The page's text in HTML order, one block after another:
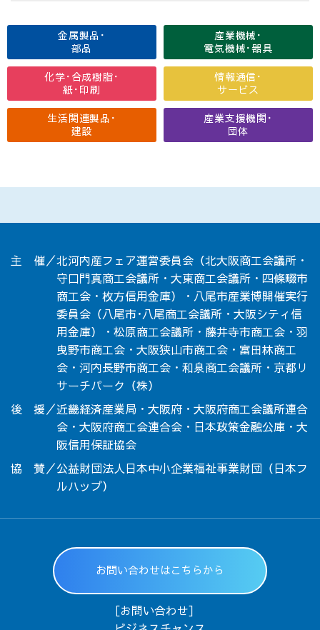
金属製品･
部品
産業機械･
電気機械･器具
化学･合成樹脂･
紙･印刷
情報通信･
サービス
生活関連製品･
建設
産業支援機関･
団体
主 催／北河内産フェア運営委員会（北大阪商工会議所・
守口門真商工会議所・大東商工会議所・四條畷市
商工会・枚方信用金庫）・八尾市産業博開催実行
委員会（八尾市･八尾商工会議所・大阪シティ信
用金庫）・松原商工会議所・藤井寺市商工会・羽
曳野市商工会・大阪狭山市商工会・富田林商工
会・河内長野市商工会・和泉商工会議所・京都リ
サーチパーク（株）
後 援／近畿経済産業局・大阪府・大阪府商工会議所連合
会・大阪府商工会連合会・日本政策金融公庫・大
阪信用保証協会
協 賛／公益財団法人日本中小企業福祉事業財団（日本フ
ルハップ）
お問い合わせはこちらから
［お問い合わせ］